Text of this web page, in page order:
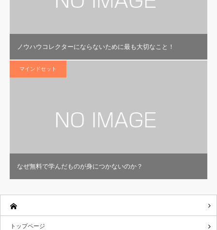
ノウハウコレクターにならないために最も大切なこと！
マインドセット
なぜ無料で学んだものが身につかないのか？
トップページ